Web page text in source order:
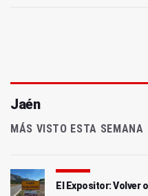
Jaén
MÁS VISTO ESTA SEMANA
El Expositor: Volver